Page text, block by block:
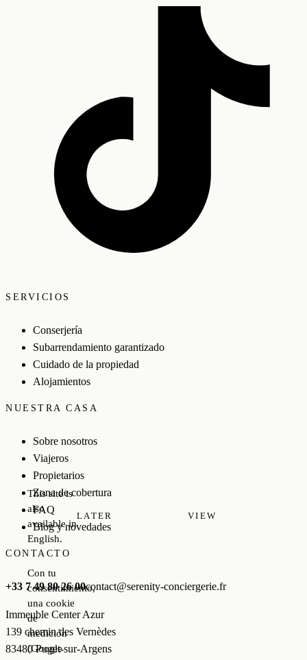
SERVICIOS
Conserjería
Subarrendamiento garantizado
Cuidado de la propiedad
Alojamientos
NUESTRA CASA
Sobre nosotros
Viajeros
Propietarios
Zona de cobertura
FAQ
Blog y novedades
CONTACTO
+33 7 49 80 26 00contact@serenity-conciergerie.fr
Immeuble Center Azur
139 chemin des Vernèdes
83480 Puget-sur-Argens
This site is
also
available in
English.
LATER VIEW
Con tu
consentimiento,
una cookie
de
medición
(Google